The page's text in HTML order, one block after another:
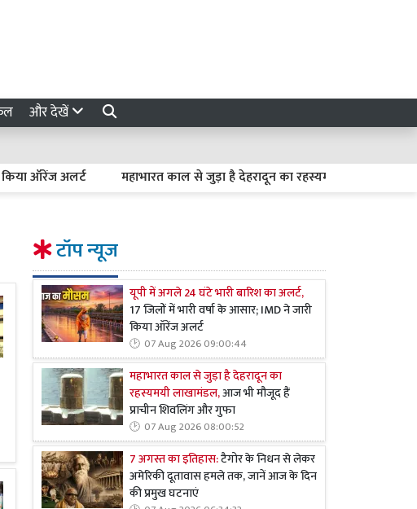
और देखें
अलर्ट महाभारत काल से जुड़ा है देहरादून का रहस्यमयी लाखामंडल, आज भी
टॉप न्यूज
यूपी में अगले 24 घंटे भारी बारिश का अलर्ट,
17 जिलों में भारी वर्षा के आसार; IMD ने जारी
किया ऑरेंज अलर्ट
07 Aug 2026 09:00:44
महाभारत काल से जुड़ा है देहरादून का
रहस्यमयी लाखामंडल,आज भी मौजूद हैं
प्राचीन शिवलिंग और गुफा
07 Aug 2026 08:00:52
7 अगस्त का इतिहास:टैगोर के निधन से लेकर
अमेरिकी दूतावास हमले तक, जानें आज के दिन
की प्रमुख घटनाएं